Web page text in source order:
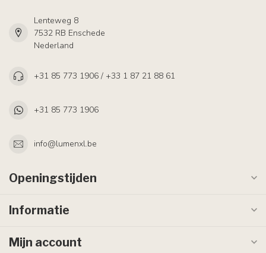
Lenteweg 8
7532 RB Enschede
Nederland
+31 85 773 1906 / +33 1 87 21 88 61
+31 85 773 1906
info@lumenxl.be
Openingstijden
Informatie
Mijn account